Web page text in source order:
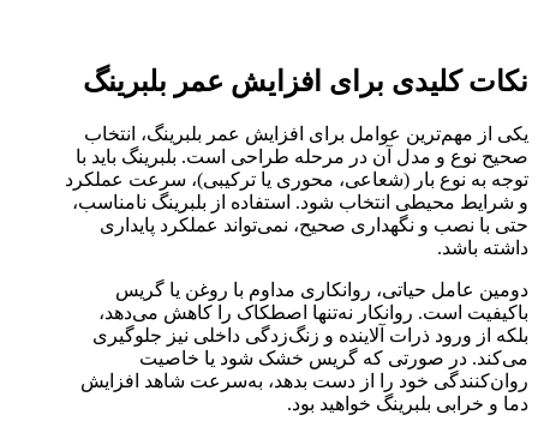
نکات کلیدی برای افزایش عمر بلبرینگ
یکی از مهم‌ترین عوامل برای افزایش عمر بلبرینگ، انتخاب
صحیح نوع و مدل آن در مرحله طراحی است. بلبرینگ باید با
توجه به نوع بار (شعاعی، محوری یا ترکیبی)، سرعت عملکرد
و شرایط محیطی انتخاب شود. استفاده از بلبرینگ نامناسب،
حتی با نصب و نگهداری صحیح، نمی‌تواند عملکرد پایداری
داشته باشد.
دومین عامل حیاتی، روانکاری مداوم با روغن یا گریس
باکیفیت است. روانکار نه‌تنها اصطکاک را کاهش می‌دهد،
بلکه از ورود ذرات آلاینده و زنگ‌زدگی داخلی نیز جلوگیری
می‌کند. در صورتی که گریس خشک شود یا خاصیت
روان‌کنندگی خود را از دست بدهد، به‌سرعت شاهد افزایش
دما و خرابی بلبرینگ خواهید بود.